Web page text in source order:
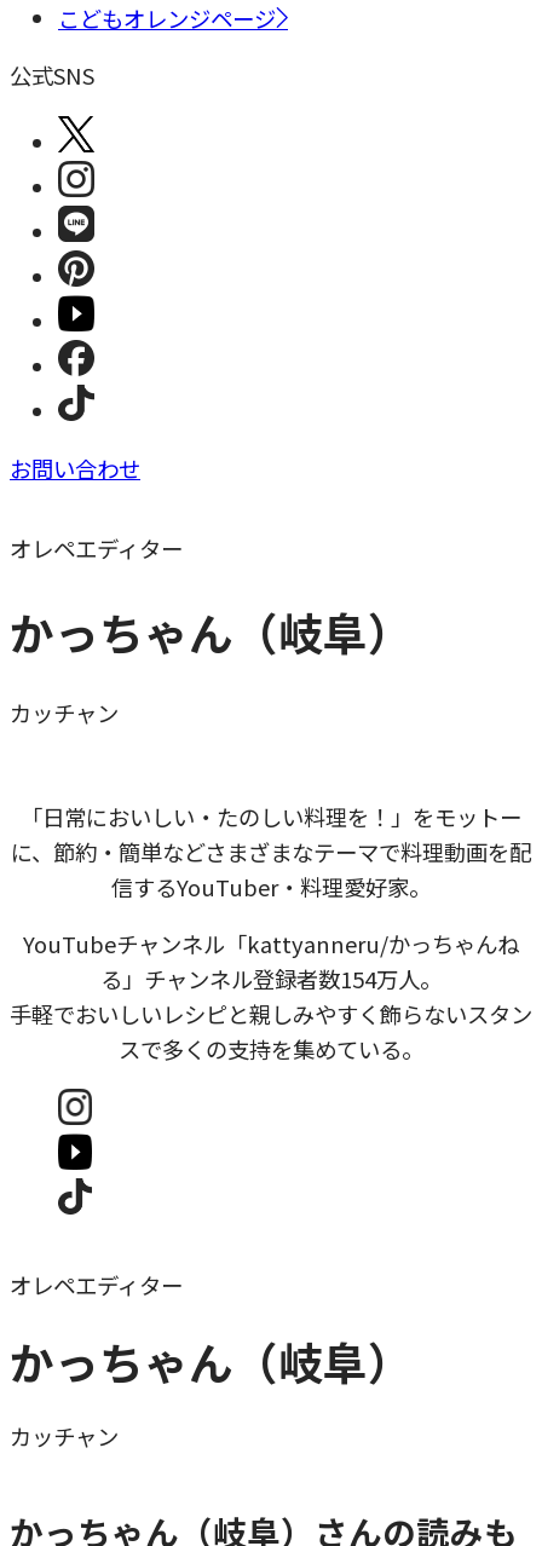
こどもオレンジページ
公式SNS
お問い合わせ
オレペエディター
かっちゃん（岐阜）
カッチャン
「日常においしい・たのしい料理を！」をモットー
に、節約・簡単などさまざまなテーマで料理動画を配
信するYouTuber・料理愛好家。
YouTubeチャンネル「kattyanneru/かっちゃんね
る」チャンネル登録者数154万人。
手軽でおいしいレシピと親しみやすく飾らないスタン
スで多くの支持を集めている。
オレペエディター
かっちゃん（岐阜）
カッチャン
かっちゃん（岐阜）さんの読みも